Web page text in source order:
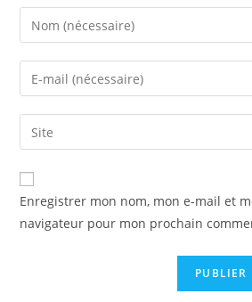
Enter
your
name
comment
Enter
your
email
address
comment
Saisir
l’URL
de
votre
(facultatif)
Enregistrer mon nom, mon e-mail et
navigateur pour mon prochain